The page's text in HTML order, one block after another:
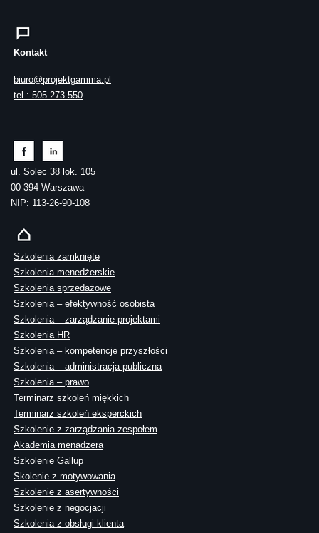
Kontakt
biuro@projektgamma.pl
tel.: 505 273 550
ul. Solec 38 lok. 105
00-394 Warszawa
NIP: 113-26-90-108
Szkolenia zamknięte
Szkolenia menedżerskie
Szkolenia sprzedażowe
Szkolenia – efektywność osobista
Szkolenia – zarządzanie projektami
Szkolenia HR
Szkolenia – kompetencje przyszłości
Szkolenia – administracja publiczna
Szkolenia – prawo
Terminarz szkoleń miękkich
Terminarz szkoleń eksperckich
Szkolenie z zarządzania zespołem
Akademia menadżera
Szkolenie Gallup
Skolenie z motywowania
Szkolenie z asertywności
Szkolenie z negocjacji
Szkolenia z obsługi klienta